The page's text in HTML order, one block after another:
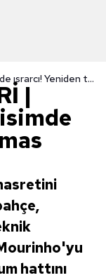
TRANSFER HABERİ | Fenerbahçe golcü isimde ısrarcı! Yeniden temas kuruldu
|
hattını